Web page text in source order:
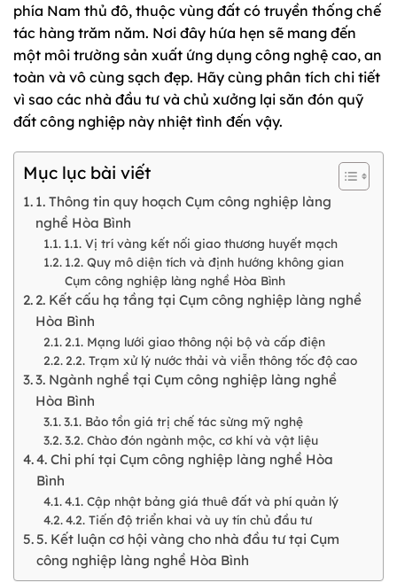
phía Nam thủ đô, thuộc vùng đất có truyền thống chế
tác hàng trăm năm. Nơi đây hứa hẹn sẽ mang đến
một môi trường sản xuất ứng dụng công nghệ cao, an
toàn và vô cùng sạch đẹp. Hãy cùng phân tích chi tiết
vì sao các nhà đầu tư và chủ xưởng lại săn đón quỹ
đất công nghiệp này nhiệt tình đến vậy.
Mục lục bài viết
1. Thông tin quy hoạch Cụm công nghiệp làng
nghề Hòa Bình
1.1. Vị trí vàng kết nối giao thương huyết mạch
1.2. Quy mô diện tích và định hướng không gian
Cụm công nghiệp làng nghề Hòa Bình
2. Kết cấu hạ tầng tại Cụm công nghiệp làng nghề
Hòa Bình
2.1. Mạng lưới giao thông nội bộ và cấp điện
2.2. Trạm xử lý nước thải và viễn thông tốc độ cao
3. Ngành nghề tại Cụm công nghiệp làng nghề
Hòa Bình
3.1. Bảo tồn giá trị chế tác sừng mỹ nghệ
3.2. Chào đón ngành mộc, cơ khí và vật liệu
4. Chi phí tại Cụm công nghiệp làng nghề Hòa
Bình
4.1. Cập nhật bảng giá thuê đất và phí quản lý
4.2. Tiến độ triển khai và uy tín chủ đầu tư
5. Kết luận cơ hội vàng cho nhà đầu tư tại Cụm
công nghiệp làng nghề Hòa Bình